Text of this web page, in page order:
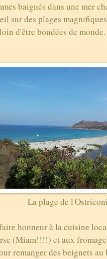
baignés dans une mer
sur des plages
d'être bondées de monde.
La plage de
honneur à la cuisine
(Miam!!!!) et aux
remanger des beignets